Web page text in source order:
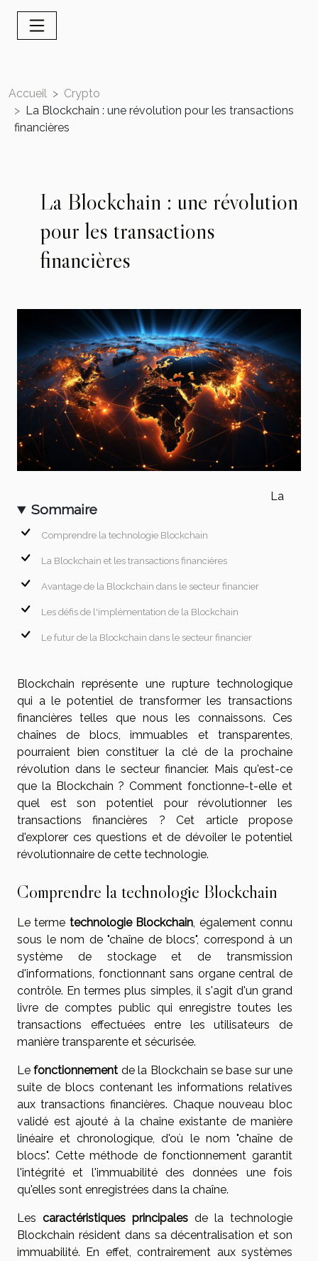
Accueil
Crypto
La Blockchain : une révolution pour les transactions
financières
La Blockchain : une révolution
pour les transactions
financières
Sommaire
Comprendre la technologie Blockchain
La Blockchain et les transactions financières
Avantage de la Blockchain dans le secteur financier
Les défis de l'implémentation de la Blockchain
Le futur de la Blockchain dans le secteur financier
La
Blockchain représente une rupture technologique
qui a le potentiel de transformer les transactions
financières telles que nous les connaissons. Ces
chaînes de blocs, immuables et transparentes,
pourraient bien constituer la clé de la prochaine
révolution dans le secteur financier. Mais qu'est-ce
que la Blockchain ? Comment fonctionne-t-elle et
quel est son potentiel pour révolutionner les
transactions financières ? Cet article propose
d'explorer ces questions et de dévoiler le potentiel
révolutionnaire de cette technologie.
Comprendre la technologie Blockchain
Le terme technologie Blockchain , également connu
sous le nom de "chaîne de blocs", correspond à un
système de stockage et de transmission
d'informations, fonctionnant sans organe central de
contrôle. En termes plus simples, il s'agit d'un grand
livre de comptes public qui enregistre toutes les
transactions effectuées entre les utilisateurs de
manière transparente et sécurisée.
Lefonctionnement de la Blockchain se base sur une
suite de blocs contenant les informations relatives
aux transactions financières. Chaque nouveau bloc
validé est ajouté à la chaîne existante de manière
linéaire et chronologique, d'où le nom "chaîne de
blocs". Cette méthode de fonctionnement garantit
l'intégrité et l'immuabilité des données une fois
qu'elles sont enregistrées dans la chaîne.
Les caractéristiques principales de la technologie
Blockchain résident dans sa décentralisation et son
immuabilité. En effet, contrairement aux systèmes